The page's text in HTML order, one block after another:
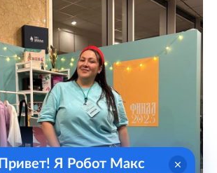
Привет! Я Робот Макс